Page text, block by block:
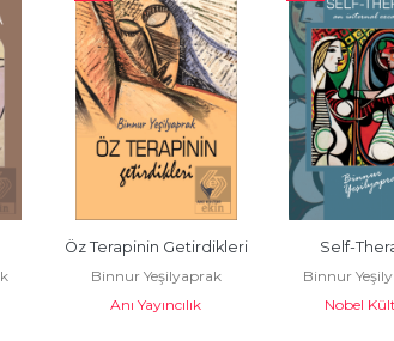
Öz Terapinin Getirdikleri
Binnur Yeşilyaprak
Anı Yayıncılık
Self-
Binnur
Nobel